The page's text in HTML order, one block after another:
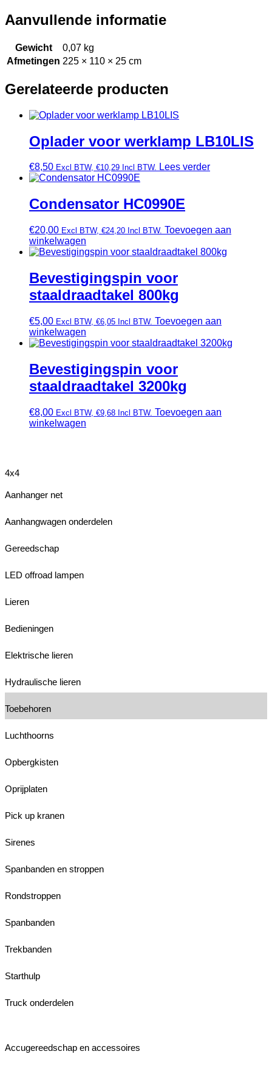
Aanvullende informatie
Gewicht
0,07 kg
Afmetingen 225 × 110 × 25 cm
Gerelateerde producten
Oplader voor werklamp LB10LIS
€8,50 Excl BTW, €10,29 Incl BTW. Lees verder
Condensator HC0990E
€20,00 Excl BTW, €24,20 Incl BTW. Toevoegen aan
winkelwagen
Bevestigingspin voor
staaldraadtakel 800kg
€5,00 Excl BTW, €6,05 Incl BTW. Toevoegen aan
winkelwagen
Bevestigingspin voor
staaldraadtakel 3200kg
€8,00 Excl BTW, €9,68 Incl BTW. Toevoegen aan
winkelwagen
4x4
Aanhanger net
Aanhangwagen onderdelen
Gereedschap
LED offroad lampen
Lieren
Bedieningen
Elektrische lieren
Hydraulische lieren
Toebehoren
Luchthoorns
Opbergkisten
Oprijplaten
Pick up kranen
Sirenes
Spanbanden en stroppen
Rondstroppen
Spanbanden
Trekbanden
Starthulp
Truck onderdelen
Accugereedschap en accessoires